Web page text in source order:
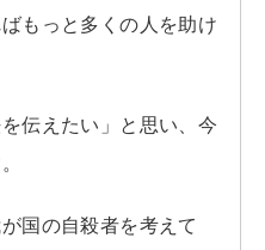
もっと多くの人を助け
伝えたい」と思い、今
国の自殺者を考えて